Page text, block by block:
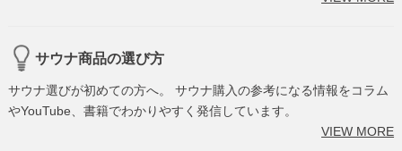
サウナ商品の選び方
サウナ選びが初めての方へ。 サウナ購入の参考になる情報をコラム
やYouTube、書籍でわかりやすく発信しています。
VIEW MORE